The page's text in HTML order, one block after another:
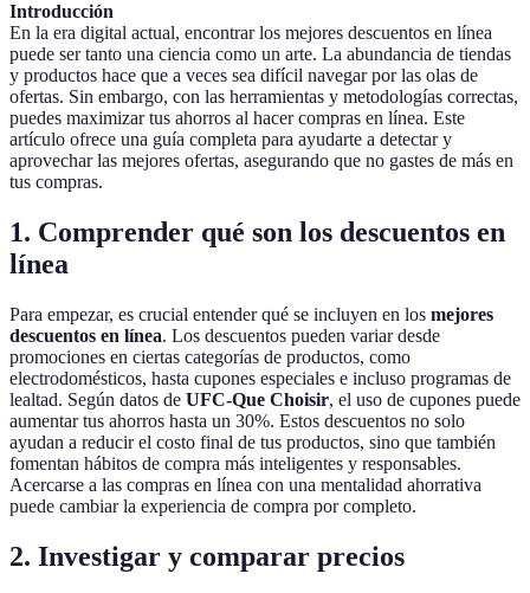
Introducción
En la era digital actual, encontrar los mejores descuentos en línea
puede ser tanto una ciencia como un arte. La abundancia de tiendas
y productos hace que a veces sea difícil navegar por las olas de
ofertas. Sin embargo, con las herramientas y metodologías correctas,
puedes maximizar tus ahorros al hacer compras en línea. Este
artículo ofrece una guía completa para ayudarte a detectar y
aprovechar las mejores ofertas, asegurando que no gastes de más en
tus compras.
1. Comprender qué son los descuentos en
línea
Para empezar, es crucial entender qué se incluyen en los mejores
descuentos en línea. Los descuentos pueden variar desde
promociones en ciertas categorías de productos, como
electrodomésticos, hasta cupones especiales e incluso programas de
lealtad. Según datos de UFC-Que Choisir, el uso de cupones puede
aumentar tus ahorros hasta un 30%. Estos descuentos no solo
ayudan a reducir el costo final de tus productos, sino que también
fomentan hábitos de compra más inteligentes y responsables.
Acercarse a las compras en línea con una mentalidad ahorrativa
puede cambiar la experiencia de compra por completo.
2. Investigar y comparar precios